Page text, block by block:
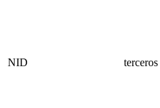
NID terceros